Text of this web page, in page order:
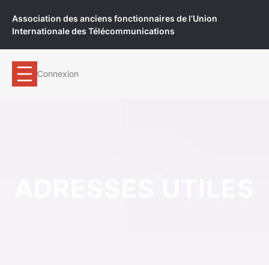
contenu
Association des anciens fonctionnaires de l’Union
Internationale des Télécommunications
Connexion